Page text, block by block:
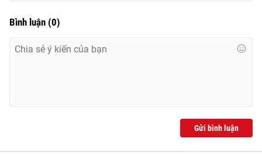
Bình luận (0)
Gửi bình luận